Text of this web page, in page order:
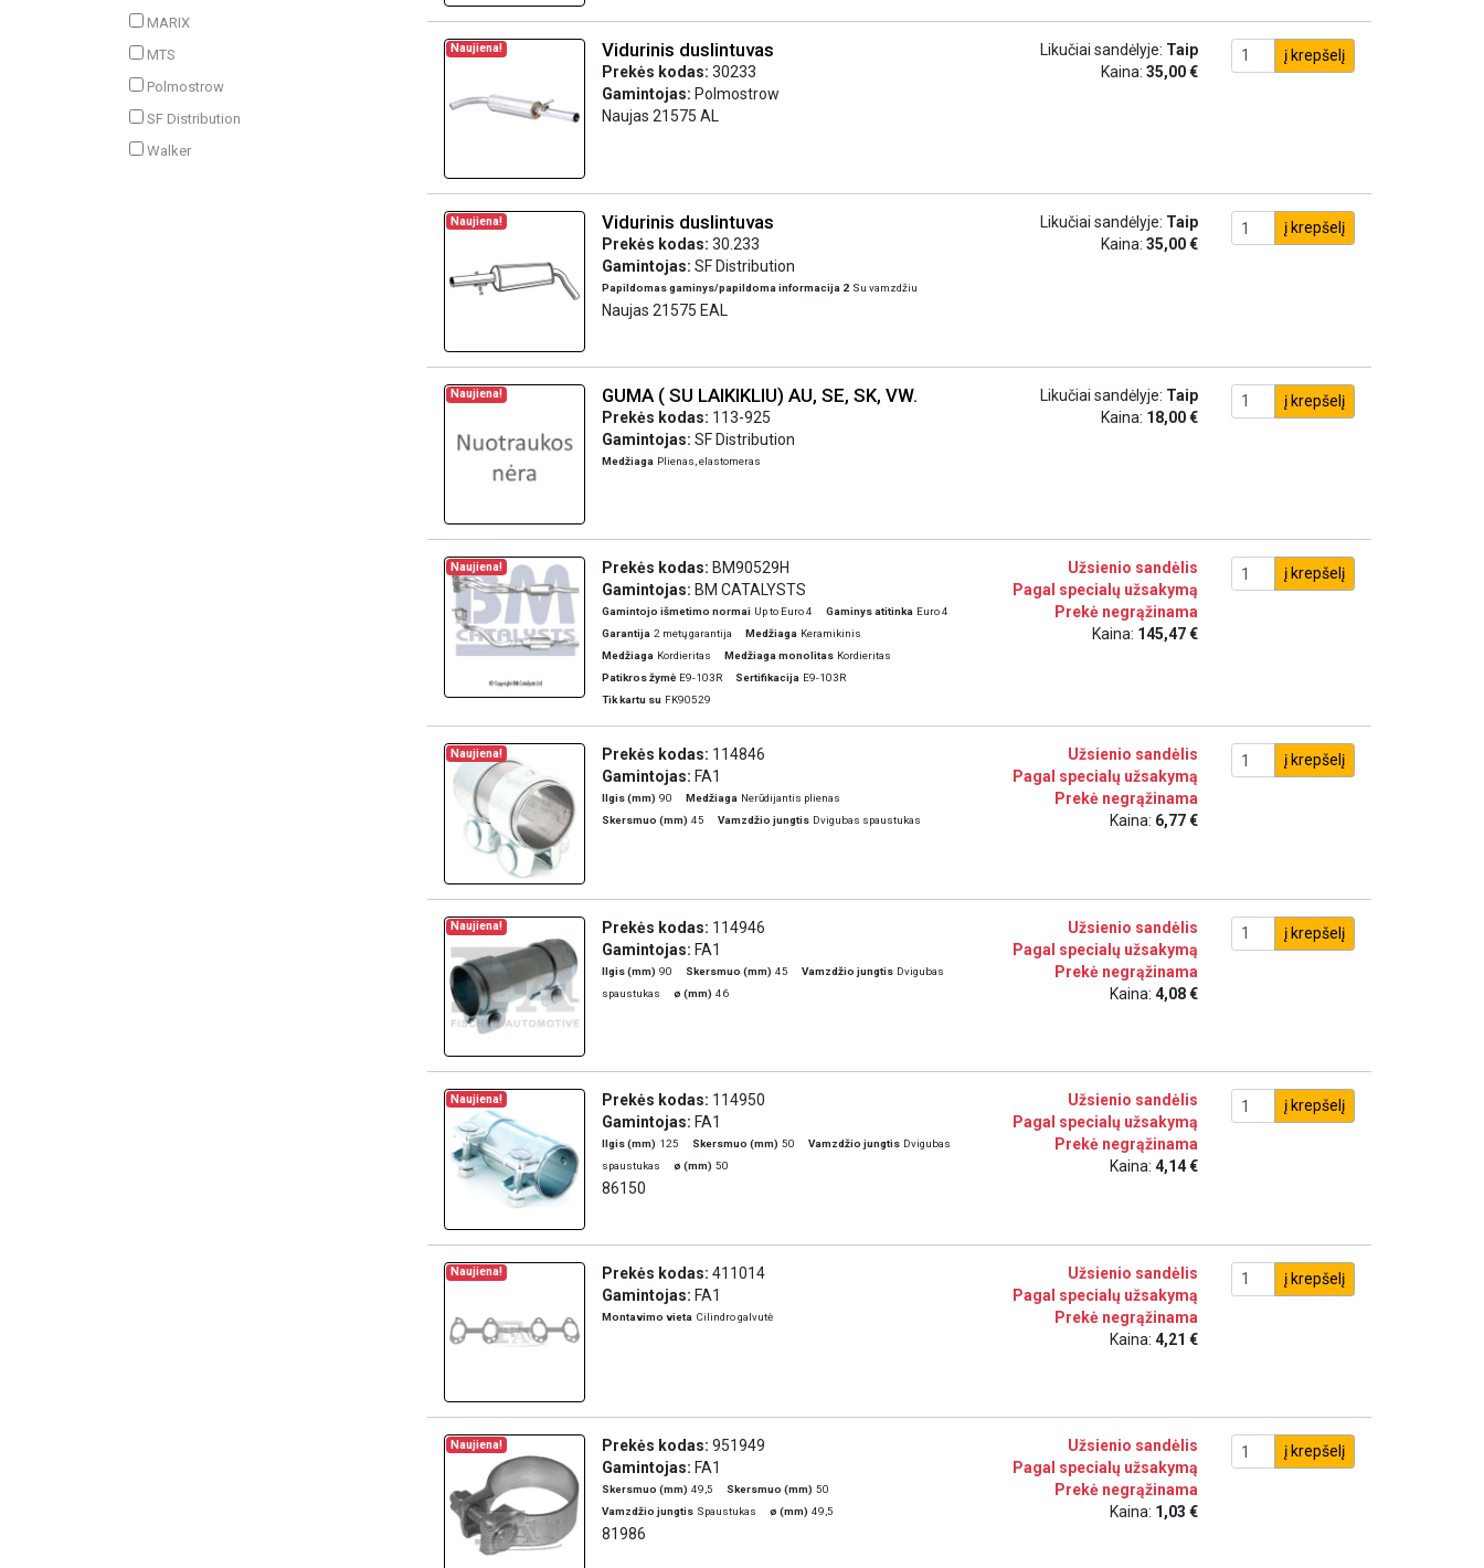
MARIX
MTS
Polmostrow
SF Distribution
Walker
Naujiena! Vidurinis duslintuvas
Prekės kodas: 30233
Gamintojas: Polmostrow
Naujas 21575 AL
Likučiai sandėlyje: Taip
Kaina: 35,00 €
į krepšelį
Naujiena! Vidurinis duslintuvas
Prekės kodas: 30.233
Gamintojas: SF Distribution
Papildomas gaminys/papildoma informacija 2 Su vamzdžiu
Naujas 21575 EAL
Likučiai sandėlyje: Taip
Kaina: 35,00 €
į krepšelį
Naujiena! GUMA ( SU LAIKIKLIU) AU, SE, SK, VW.
Prekės kodas: 113-925
Gamintojas: SF Distribution
Medžiaga Plienas, elastomeras
Likučiai sandėlyje: Taip
Kaina: 18,00 €
į krepšelį
Naujiena! Prekės kodas: BM90529H
Gamintojas: BM CATALYSTS
Gamintojo išmetimo normai Up to Euro 4 Gaminys atitinka Euro 4
Garantija 2 metų garantija Medžiaga Keramikinis
Medžiaga Kordieritas Medžiaga monolitas Kordieritas
Patikros žymė E9-103R Sertifikacija E9-103R
Tik kartu su FK90529
Užsienio sandėlis
Pagal specialų užsakymą
Prekė negrąžinama
Kaina: 145,47 €
į krepšelį
Naujiena! Prekės kodas: 114846
Gamintojas: FA1
Ilgis (mm) 90 Medžiaga Nerūdijantis plienas
Skersmuo (mm) 45 Vamzdžio jungtis Dvigubas spaustukas
Užsienio sandėlis
Pagal specialų užsakymą
Prekė negrąžinama
Kaina: 6,77 €
į krepšelį
Naujiena! Prekės kodas: 114946
Gamintojas: FA1
Ilgis (mm) 90 Skersmuo (mm) 45 Vamzdžio jungtis Dvigubas
spaustukas
ø (mm) 46
Užsienio sandėlis
Pagal specialų užsakymą
Prekė negrąžinama
Kaina: 4,08 €
į krepšelį
Naujiena! Prekės kodas: 114950
Gamintojas: FA1
Ilgis (mm) 125 Skersmuo (mm) 50 Vamzdžio jungtis Dvigubas
spaustukas
ø (mm) 50
86150
Užsienio sandėlis
Pagal specialų užsakymą
Prekė negrąžinama
Kaina: 4,14 €
į krepšelį
Naujiena! Prekės kodas: 411014
Gamintojas: FA1
Montavimo vieta Cilindro galvutė
Užsienio sandėlis
Pagal specialų užsakymą
Prekė negrąžinama
Kaina: 4,21 €
į krepšelį
Naujiena! Prekės kodas: 951949
Gamintojas: FA1
Skersmuo (mm) 49,5 Skersmuo (mm) 50
Vamzdžio jungtis Spaustukas ø (mm) 49,5
81986
Užsienio sandėlis
Pagal specialų užsakymą
Prekė negrąžinama
Kaina: 1,03 €
į krepšelį